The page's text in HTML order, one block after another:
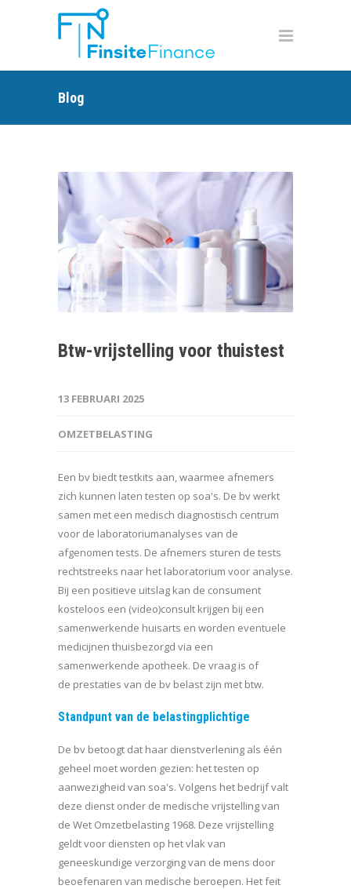
Blog
Btw-vrijstelling voor thuistest
13 FEBRUARI 2025
OMZETBELASTING
Een bv biedt testkits aan, waarmee afnemers
zich kunnen laten testen op soa's. De bv werkt
samen met een medisch diagnostisch centrum
voor de laboratoriumanalyses van de
afgenomen tests. De afnemers sturen de tests
rechtstreeks naar het laboratorium voor analyse.
Bij een positieve uitslag kan de consument
kosteloos een (video)consult krijgen bij een
samenwerkende huisarts en worden eventuele
medicijnen thuisbezorgd via een
samenwerkende apotheek. De vraag is of
de prestaties van de bv belast zijn met btw.
Standpunt van de belastingplichtige
De bv betoogt dat haar dienstverlening als één
geheel moet worden gezien: het testen op
aanwezigheid van soa's. Volgens het bedrijf valt
deze dienst onder de medische vrijstelling van
de Wet Omzetbelasting 1968. Deze vrijstelling
geldt voor diensten op het vlak van
geneeskundige verzorging van de mens door
beoefenaren van medische beroepen. Het feit